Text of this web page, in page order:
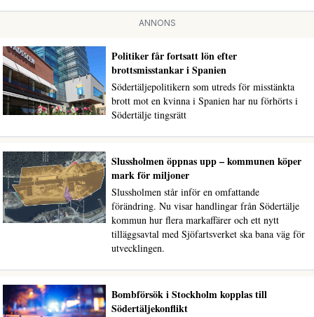
ANNONS
Politiker får fortsatt lön efter
brottsmisstankar i Spanien
Södertäljepolitikern som utreds för misstänkta
brott mot en kvinna i Spanien har nu förhörts i
Södertälje tingsrätt
Slussholmen öppnas upp – kommunen köper
mark för miljoner
Slussholmen står inför en omfattande
förändring. Nu visar handlingar från Södertälje
kommun hur flera markaffärer och ett nytt
tilläggsavtal med Sjöfartsverket ska bana väg för
utvecklingen.
Bombförsök i Stockholm kopplas till
Södertäljekonflikt